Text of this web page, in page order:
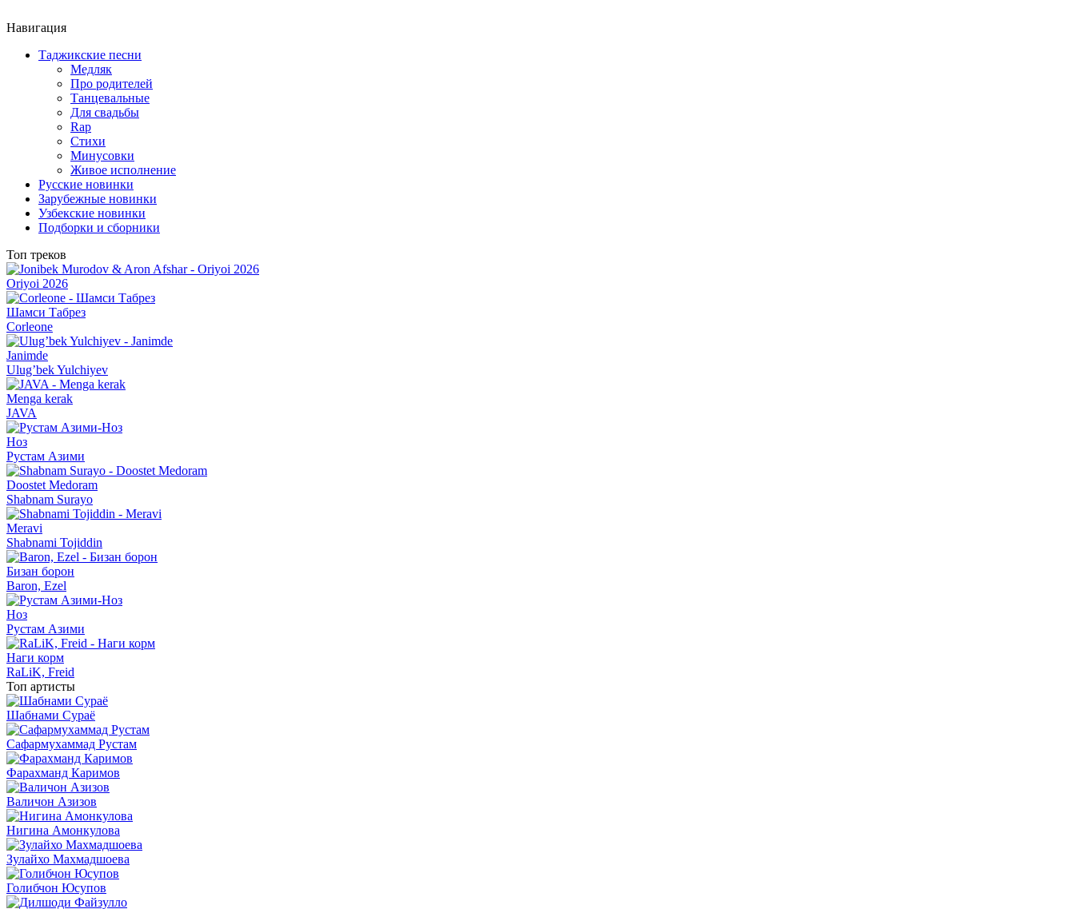
Навигация
Таджикские песни
Медляк
Про родителей
Танцевальные
Для свадьбы
Rap
Стихи
Минусовки
Живое исполнение
Русские новинки
Зарубежные новинки
Узбекские новинки
Подборки и сборники
Топ треков
Oriyoi 2026
Шамси Табрез
Corleone
Janimde
Ulug’bek Yulchiyev
Menga kerak
JAVA
Ноз
Рустам Азими
Doostet Medoram
Shabnam Surayo
Meravi
Shabnami Tojiddin
Бизан борон
Baron, Ezel
Ноз
Рустам Азими
Наги корм
RaLiK, Freid
Топ артисты
Шабнами Сураё
Сафармухаммад Рустам
Фарахманд Каримов
Валичон Азизов
Нигина Амонкулова
Зулайхо Махмадшоева
Голибчон Юсупов